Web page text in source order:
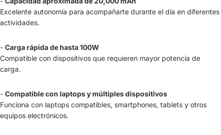
Excelente autonomía para acompañarte durante el día en diferentes
actividades.
- Carga rápida de hasta 100W
Compatible con dispositivos que requieren mayor potencia de
carga.
- Compatible con laptops y múltiples dispositivos
Funciona con laptops compatibles, smartphones, tablets y otros
equipos electrónicos.